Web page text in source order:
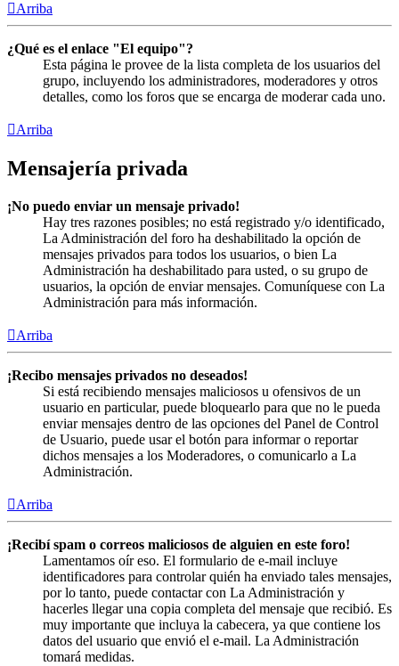
Arriba
¿Qué es el enlace "El equipo"?
Esta página le provee de la lista completa de los usuarios del
grupo, incluyendo los administradores, moderadores y otros
detalles, como los foros que se encarga de moderar cada uno.
Arriba
Mensajería privada
¡No puedo enviar un mensaje privado!
Hay tres razones posibles; no está registrado y/o identificado,
La Administración del foro ha deshabilitado la opción de
mensajes privados para todos los usuarios, o bien La
Administración ha deshabilitado para usted, o su grupo de
usuarios, la opción de enviar mensajes. Comuníquese con La
Administración para más información.
Arriba
¡Recibo mensajes privados no deseados!
Si está recibiendo mensajes maliciosos u ofensivos de un
usuario en particular, puede bloquearlo para que no le pueda
enviar mensajes dentro de las opciones del Panel de Control
de Usuario, puede usar el botón para informar o reportar
dichos mensajes a los Moderadores, o comunicarlo a La
Administración.
Arriba
¡Recibí spam o correos maliciosos de alguien en este foro!
Lamentamos oír eso. El formulario de e-mail incluye
identificadores para controlar quién ha enviado tales mensajes,
por lo tanto, puede contactar con La Administración y
hacerles llegar una copia completa del mensaje que recibió. Es
muy importante que incluya la cabecera, ya que contiene los
datos del usuario que envió el e-mail. La Administración
tomará medidas.